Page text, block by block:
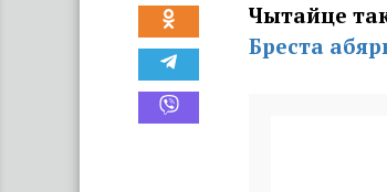
Чытайце
Бреста